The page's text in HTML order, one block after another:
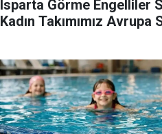
Isparta Görme Engelliler
Kadın Takımımız Avrupa